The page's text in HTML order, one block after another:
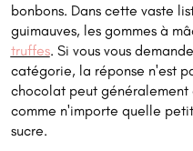
bonbons. Dans cette vaste
guimauves, les gommes à
truffes. Si vous vous
catégorie, la réponse n'est
chocolat peut généralement
comme n'importe quelle
sucre.